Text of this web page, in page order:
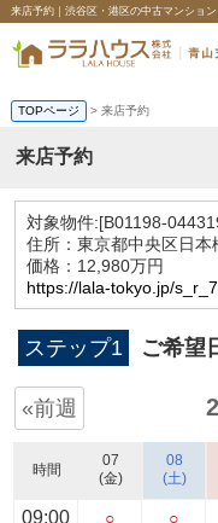
来店予約｜渋谷区・港区の中古マンショ
TOPページ > 来店予約
来店予約
対象物件:[B01198-
住所：東京都中央区日本
価格：12,980万円
https://lala-tokyo.jp/
ステップ1 ご希望
«前週
時間
09:00
07
(金)
○
08
(土)
○